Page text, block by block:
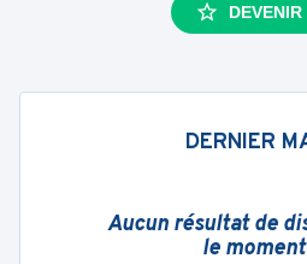
DEVENIR
DERNIER
Aucun résultat de
le